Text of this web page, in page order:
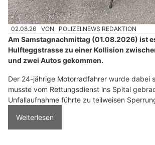
02.08.26 VON POLIZEI.NEWS REDAKTION
Am Samstagnachmittag (01.08.2026) ist
Hulfteggstrasse zu einer Kollision
und zwei Autos gekommen.
Der 24-jährige Motorradfahrer wurde dabei
musste vom Rettungsdienst ins Spital
Unfallaufnahme führte zu teilweisen
Weiterlesen